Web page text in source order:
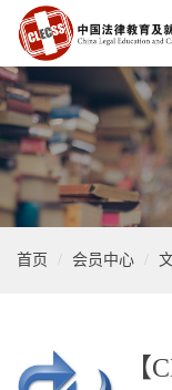
首页 会员中心
【